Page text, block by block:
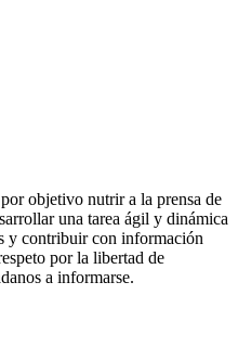
objetivo nutrir a la prensa de
una tarea ágil y dinámica
y contribuir con información
por la libertad de
a informarse.